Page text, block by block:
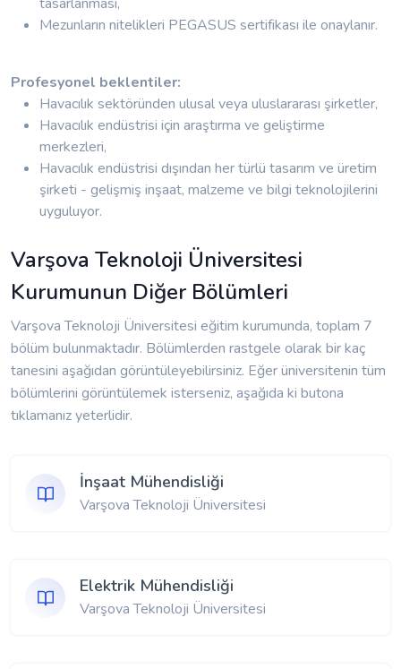
Mezunların nitelikleri PEGASUS sertifikası ile onaylanır.
Profesyonel beklentiler:
Havacılık sektöründen ulusal veya uluslararası şirketler,
Havacılık endüstrisi için araştırma ve geliştirme
merkezleri,
Havacılık endüstrisi dışından her türlü tasarım ve üretim
şirketi - gelişmiş inşaat, malzeme ve bilgi teknolojilerini
uyguluyor.
Varşova Teknoloji Üniversitesi
Kurumunun Diğer Bölümleri
Varşova Teknoloji Üniversitesi eğitim kurumunda, toplam 7
bölüm bulunmaktadır. Bölümlerden rastgele olarak bir kaç
tanesini aşağıdan görüntüleyebilirsiniz. Eğer üniversitenin tüm
bölümlerini görüntülemek isterseniz, aşağıda ki butona
tıklamanız yeterlidir.
İnşaat Mühendisliği
Varşova Teknoloji Üniversitesi
Elektrik Mühendisliği
Varşova Teknoloji Üniversitesi